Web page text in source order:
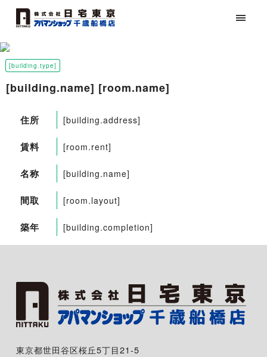
[building.type]
[building.name] [room.name]
住所 [building.address]
賃料 [room.rent]
名称 [building.name]
間取 [room.layout]
築年 [building.completion]
東京都世田谷区桜丘5丁目21-5